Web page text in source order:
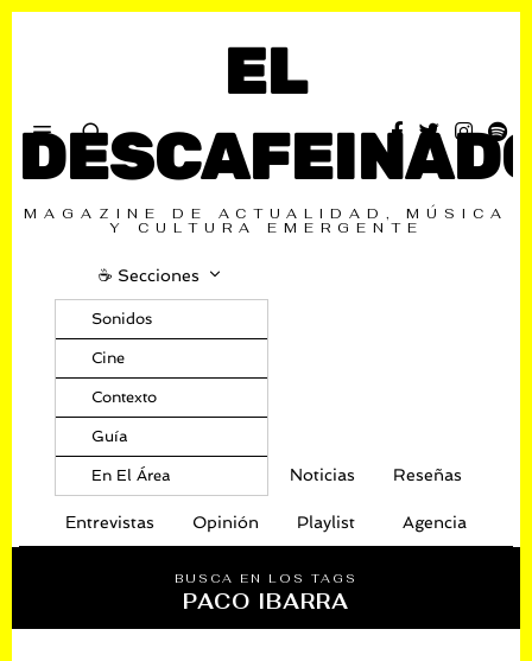
EL
MAGAZINE DE ACTUALIDAD, MÚSICA
Y CULTURA EMERGENTE
☕️ Secciones
Sonidos
Cine
Contexto
Guía
En El Área Noticias Reseñas
Entrevistas Opinión Playlist Agencia
BUSCA EN LOS TAGS
PACO IBARRA